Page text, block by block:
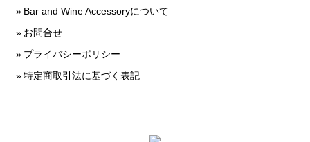
Bar and Wine Accessoryについて
お問合せ
プライバシーポリシー
特定商取引法に基づく表記